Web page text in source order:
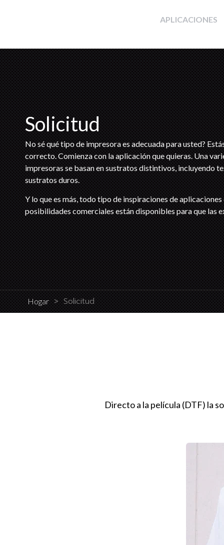
APLICACIONES
Solicitud
No sé qué tipo de impresora es adecuada para usted?
correcto. Comienza con la aplicación que quieras. Una
impresoras se basan en sustratos distintivos, incluyendo
sustratos duros.
Y lo que es más, todo tipo de inspiraciones de
posibilidades comerciales están disponibles para que las
Hogar > Solicitud
Directo a la película (DTF) la